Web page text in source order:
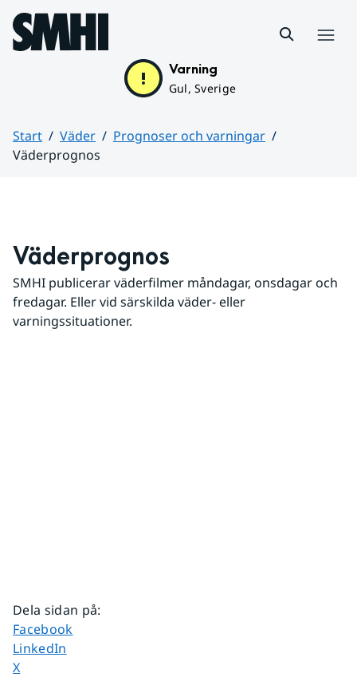
Hoppa till sidans innehåll
Varning
Gul, Sverige
Start Väder
Prognoser och varningar
Väderprognos
Väderprognos
SMHI publicerar väderfilmer måndagar, onsdagar och
fredagar. Eller vid särskilda väder- eller
varningssituationer.
Dela sidan på:
Dela sidan på
Facebook
Dela sidan på
LinkedIn
Dela sidan på
X